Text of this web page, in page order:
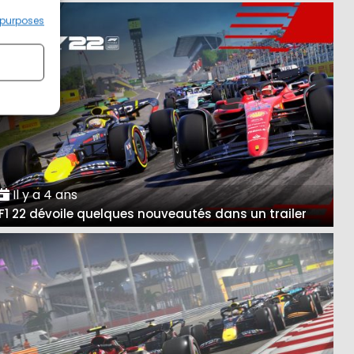
Il y a 4 ans
22 dévoile quelques nouveautés dans un trailer